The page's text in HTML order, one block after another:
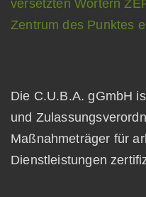
Die C.U.B.A. gGmbH
und
Maßnahmeträger für
Dienstleistungen